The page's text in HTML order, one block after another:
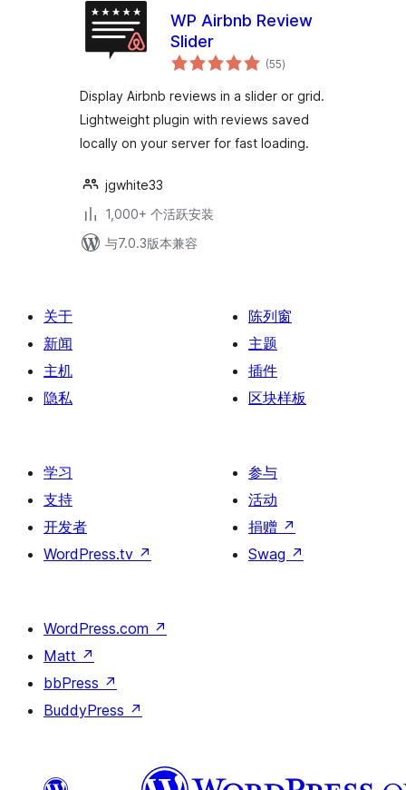
WP Airbnb Review
Slider
(55总
评)
Display Airbnb reviews in a slider or grid.
Lightweight plugin with reviews saved
locally on your server for fast loading.
jgwhite33
1,000+ 个活跃安装
与7.0.3版本兼容
关于
新闻
主机
隐私
陈列窗
主题
插件
区块样板
学习
支持
开发者
WordPress.tv ↗
参与
活动
捐赠 ↗
Swag ↗
WordPress.com ↗
Matt ↗
bbPress ↗
BuddyPress ↗